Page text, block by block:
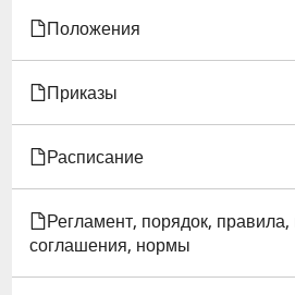
ОГРАНИЧЕННЫМИ
ВОЗМОЖНОСТЯМИ
ЗДОРОВЬЯ
Положения
Приказы
Расписание
Регламент, порядок, правила,
соглашения, нормы